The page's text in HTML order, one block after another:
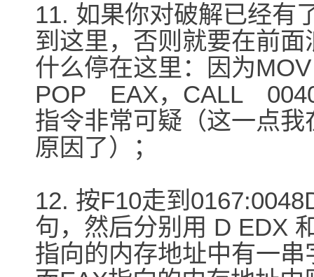
11. 如果你对破解已经有
到这里，否则就要在前
什么停在这里：因为
POP EAX，CALL
指令非常可疑（这一点我
原因了）；
12. 按F10走到
句，然后分别用 D EDX
指向的内存地址中有一串